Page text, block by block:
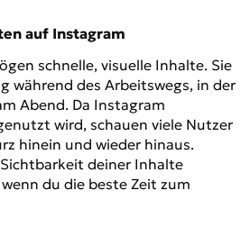
auf Instagram
schnelle, visuelle Inhalte. Sie
während des Arbeitswegs, in der
Abend. Da Instagram
wird, schauen viele Nutzer
hinein und wieder hinaus.
deiner Inhalte
du die beste Zeit zum